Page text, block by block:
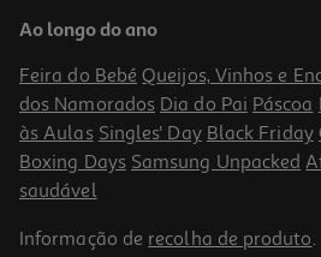
Ao longo do ano
Feira do Bebé Queijos, Vinhos e
dos Namorados Dia do Pai Páscoa
às Aulas Singles' Day Black Friday
Boxing Days Samsung Unpacked
saudável
Informação de recolha de produto.